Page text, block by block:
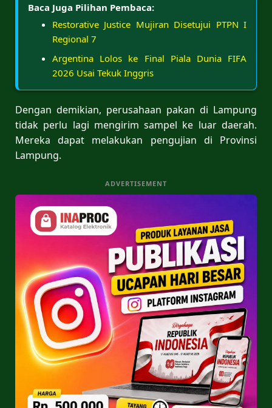
Baca Juga Pilihan Pembaca:
Restorative Justice Mujiran Disetujui PTPN I
Regional 7
Argentina Lolos ke Final Piala Dunia FIFA
2026 Usai Tekuk Inggris
Dengan demikian, perusahaan pakan di Lampung
tidak perlu lagi mengirim sampel ke luar daerah.
Mereka dapat melakukan pengujian di Provinsi
Lampung.
ADVERTISEMENT